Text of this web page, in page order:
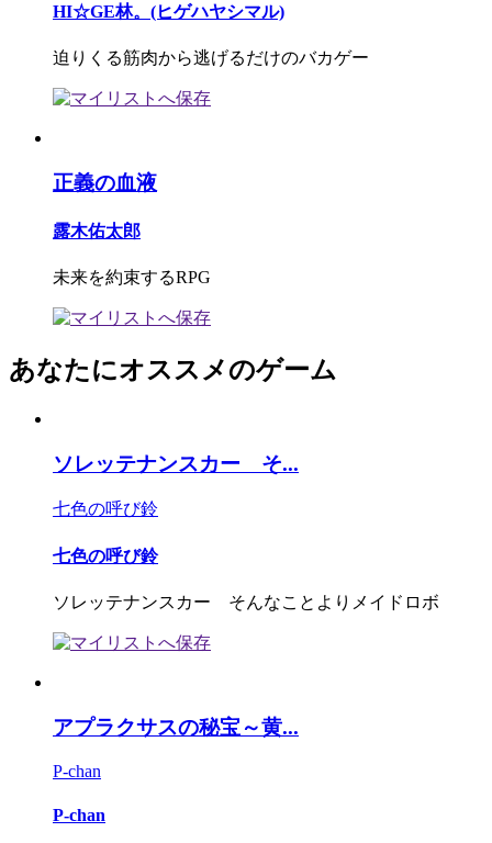
HI☆GE林。(ヒゲハヤシマル)
迫りくる筋肉から逃げるだけのバカゲー
正義の血液
露木佑太郎
未来を約束するRPG
あなたにオススメのゲーム
ソレッテナンスカー そ...
七色の呼び鈴
七色の呼び鈴
ソレッテナンスカー そんなことよりメイドロボ
アプラクサスの秘宝～黄...
P-chan
P-chan